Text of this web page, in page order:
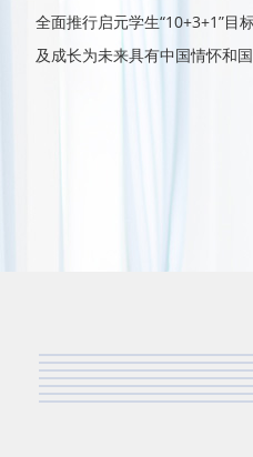
全面推行启元学生“10+3+1”目
及成长为未来具有中国情怀和